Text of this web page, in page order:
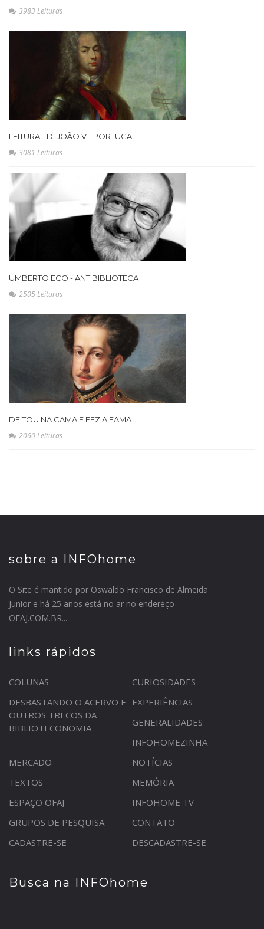
3983 Leituras
LEITURA - D. JOÃO V - PORTUGAL
3081 Leituras
UMBERTO ECO - ANTIBIBLIOTECA
2505 Leituras
DEITOU NA CAMA E FEZ A FAMA
2060 Leituras
sobre a INFOhome
O Site é mantido por Oswaldo Francisco de Almeida
Junior e há 25 anos está no ar no endereço
OFAJ.COM.BR...
links rápidos
COLUNAS
CURIOSIDADES
DESBASTANDO O ACERVO E
OUTROS TRECOS DA
BIBLIOTECONOMIA
EXPERIÊNCIAS
GENERALIDADES
INFOHOMEZINHA
MERCADO
NOTÍCIAS
TEXTOS
MEMÓRIA
ESPAÇO OFAJ
INFOHOME TV
GRUPOS DE PESQUISA
CONTATO
CADASTRE-SE
DESCADASTRE-SE
Busca na INFOhome